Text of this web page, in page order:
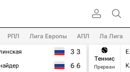
РПЛ Лига Европы АПЛ Ла Лига
3 3
6 6
Теннис
Прерван